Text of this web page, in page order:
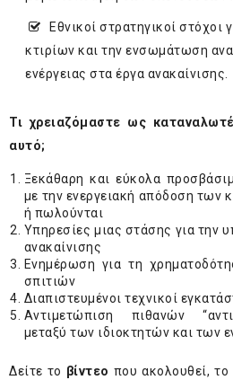
Εθνικοί στρατηγικοί στόχοι
κτιρίων και την ενσωμάτωση
ενέργειας στα έργα ανακαίνισης.
Τι χρειαζόμαστε ως
αυτό;
Ξεκάθαρη και εύκολα
με την ενεργειακή απόδοση των
ή πωλούνται
Υπηρεσίες μιας στάσης για την
ανακαίνισης
Ενημέρωση για τη
σπιτιών
Διαπιστευμένοι τεχνικοί
Αντιμετώπιση πιθανών
μεταξύ των ιδιοκτητών και των
Δείτε το βίντεο που ακολουθεί,